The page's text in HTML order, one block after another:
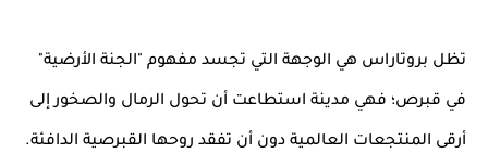
تظل بروتاراس هي الوجهة التي تجسد مفهوم "الجنة الأرضية"
في قبرص؛ فهي مدينة استطاعت أن تحول الرمال والصخور إلى
أرقى المنتجعات العالمية دون أن تفقد روحها القبرصية الدافئة.